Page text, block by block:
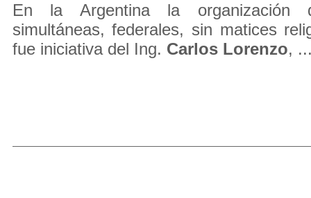
En la Argentina la organización
simultáneas, federales, sin matices
fue iniciativa del Ing. Carlos Lorenzo,